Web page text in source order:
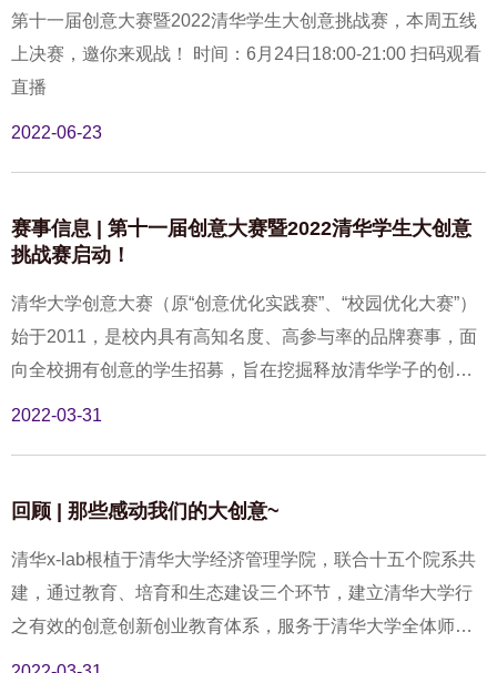
第十一届创意大赛暨2022清华学生大创意挑战赛，本周五线
上决赛，邀你来观战！ 时间：6月24日18:00-21:00 扫码观看
直播
2022-06-23
赛事信息 | 第十一届创意大赛暨2022清华学生大创意
挑战赛启动！
清华大学创意大赛（原“创意优化实践赛”、“校园优化大赛”）
始于2011，是校内具有高知名度、高参与率的品牌赛事，面
向全校拥有创意的学生招募，旨在挖掘释放清华学子的创新
2022-03-31
回顾 | 那些感动我们的大创意~
清华x-lab根植于清华大学经济管理学院，联合十五个院系共
建，通过教育、培育和生态建设三个环节，建立清华大学行
之有效的创意创新创业教育体系，服务于清华大学全体师